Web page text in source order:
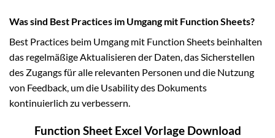
Was sind Best Practices im Umgang mit Function Sheets?
Best Practices beim Umgang mit Function Sheets beinhalten
das regelmäßige Aktualisieren der Daten, das Sicherstellen
des Zugangs für alle relevanten Personen und die Nutzung
von Feedback, um die Usability des Dokuments
kontinuierlich zu verbessern.
Function Sheet Excel Vorlage Download